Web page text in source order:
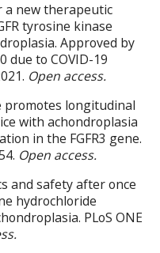
a new therapeutic
tyrosine kinase
Approved by
due to COVID-19
Open access.
promotes longitudinal
with achondroplasia
in the FGFR3 gene.
Open access.
and safety after once
hydrochloride
PLoS ONE